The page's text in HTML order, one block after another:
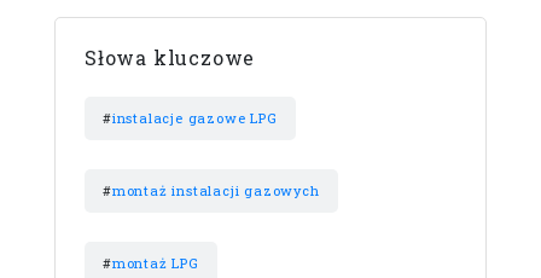
Słowa kluczowe
#instalacje gazowe LPG
#montaż instalacji gazowych
#montaż LPG